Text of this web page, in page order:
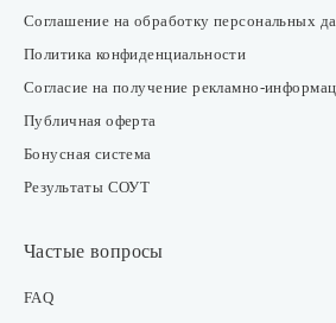
Соглашение на обработку персональных
Политика конфиденциальности
Согласие на получение рекламно-
Публичная оферта
Бонусная система
Результаты СОУТ
Частые вопросы
FAQ